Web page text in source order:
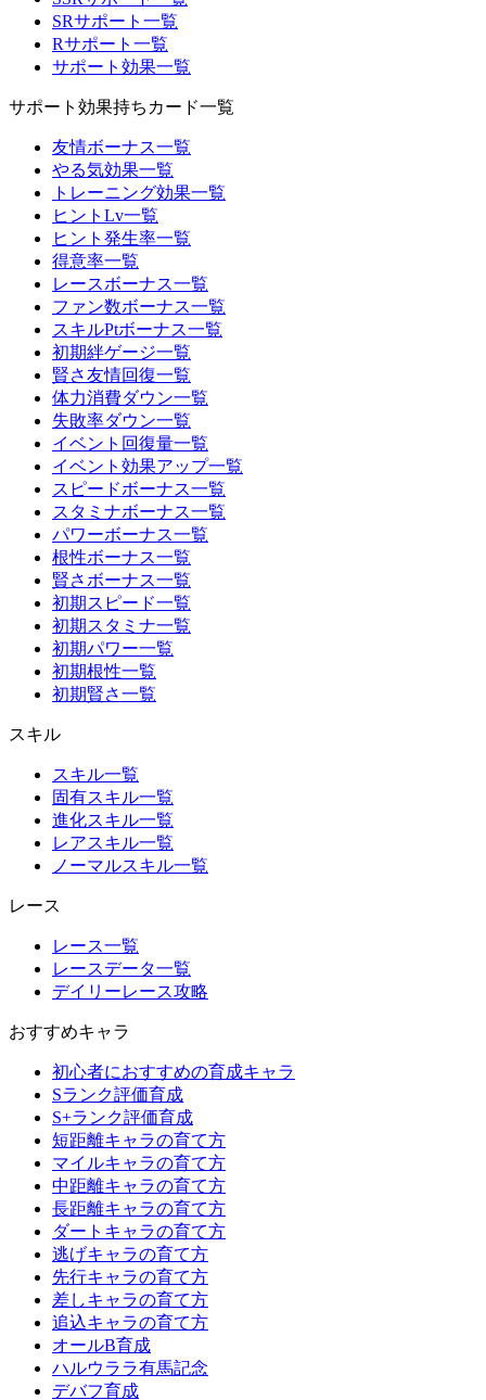
SRサポート一覧
Rサポート一覧
サポート効果一覧
サポート効果持ちカード一覧
友情ボーナス一覧
やる気効果一覧
トレーニング効果一覧
ヒントLv一覧
ヒント発生率一覧
得意率一覧
レースボーナス一覧
ファン数ボーナス一覧
スキルPtボーナス一覧
初期絆ゲージ一覧
賢さ友情回復一覧
体力消費ダウン一覧
失敗率ダウン一覧
イベント回復量一覧
イベント効果アップ一覧
スピードボーナス一覧
スタミナボーナス一覧
パワーボーナス一覧
根性ボーナス一覧
賢さボーナス一覧
初期スピード一覧
初期スタミナ一覧
初期パワー一覧
初期根性一覧
初期賢さ一覧
スキル
スキル一覧
固有スキル一覧
進化スキル一覧
レアスキル一覧
ノーマルスキル一覧
レース
レース一覧
レースデータ一覧
デイリーレース攻略
おすすめキャラ
初心者におすすめの育成キャラ
Sランク評価育成
S+ランク評価育成
短距離キャラの育て方
マイルキャラの育て方
中距離キャラの育て方
長距離キャラの育て方
ダートキャラの育て方
逃げキャラの育て方
先行キャラの育て方
差しキャラの育て方
追込キャラの育て方
オールB育成
ハルウララ有馬記念
デバフ育成